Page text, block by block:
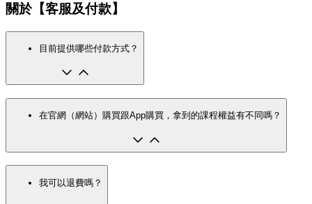
關於【客服及付款】
目前提供哪些付款方式？
在官網（網站）購買跟App購買，拿到的課程權益有不同嗎？
我可以退費嗎？